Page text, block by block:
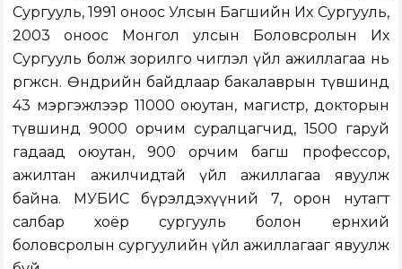
Сургууль, 1991 оноос Улсын Багшийн Их Сургууль,
2003 оноос Монгол улсын Боловсролын Их
Сургууль болж зорилго чиглэл үйл ажиллагаа нь
өргөжсөн. Өнөөдрийн байдлаар бакалаврын түвшинд
43 мэргэжлээр 11000 оюутан, магистр, докторын
түвшинд 9000 орчим суралцагчид, 1500 гаруй
гадаад оюутан, 900 орчим багш профессор,
ажилтан ажилчидтай үйл ажиллагаа явуулж
байна. МУБИС бүрэлдэхүүний 7, орон нутагт
салбар хоёр сургууль болон ерөнхий
боловсролын сургуулийн үйл ажиллагааг явуулж